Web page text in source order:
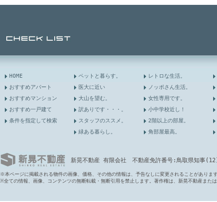
HOME
おすすめアパート
おすすめマンション
おすすめ一戸建て
条件を指定して検索
ペットと暮らす。
医大に近い
大山を望む。
訳ありです・・・。
スタッフのススメ。
緑ある暮らし。
レトロな生活。
ノッポさん生活。
女性専用です。
小中学校近し！
2階以上の部屋。
角部屋最高。
新晃不動産 有限会社 不動産免許番号:鳥取県知事
※本ページに掲載される物件の画像、価格、その他の情報は、予告なしに変更されることがありま
※全ての情報、画像、コンテンツの無断転載・無断引用を禁止します。著作権は、新晃不動産また